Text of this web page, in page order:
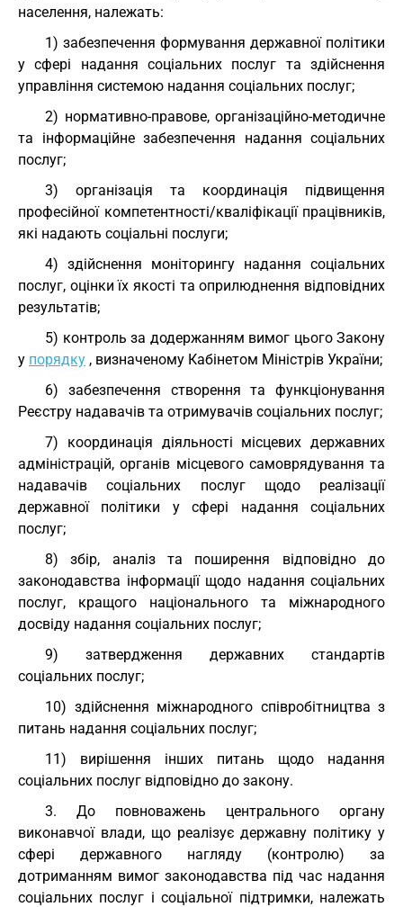
населення, належать:
1) забезпечення формування державної політики
у сфері надання соціальних послуг та здійснення
управління системою надання соціальних послуг;
2) нормативно-правове, організаційно-методичне
та інформаційне забезпечення надання соціальних
послуг;
3) організація та координація підвищення
професійної компетентності/кваліфікації працівників,
які надають соціальні послуги;
4) здійснення моніторингу надання соціальних
послуг, оцінки їх якості та оприлюднення відповідних
результатів;
5) контроль за додержанням вимог цього Закону
у порядку , визначеному Кабінетом Міністрів України;
6) забезпечення створення та функціонування
Реєстру надавачів та отримувачів соціальних послуг;
7) координація діяльності місцевих державних
адміністрацій, органів місцевого самоврядування та
надавачів соціальних послуг щодо реалізації
державної політики у сфері надання соціальних
послуг;
8) збір, аналіз та поширення відповідно до
законодавства інформації щодо надання соціальних
послуг, кращого національного та міжнародного
досвіду надання соціальних послуг;
9) затвердження державних стандартів
соціальних послуг;
10) здійснення міжнародного співробітництва з
питань надання соціальних послуг;
11) вирішення інших питань щодо надання
соціальних послуг відповідно до закону.
3. До повноважень центрального органу
виконавчої влади, що реалізує державну політику у
сфері державного нагляду (контролю) за
дотриманням вимог законодавства під час надання
соціальних послуг і соціальної підтримки, належать